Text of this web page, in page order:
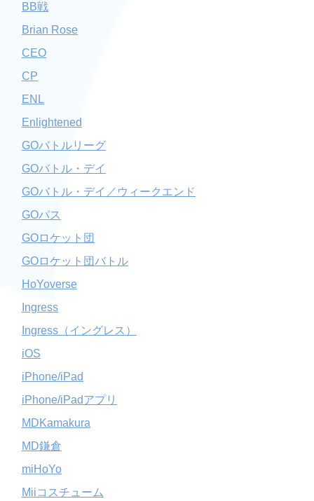
BB戦
Brian Rose
CEO
CP
ENL
Enlightened
GOバトルリーグ
GOバトル・デイ
GOバトル・デイ／ウィークエンド
GOパス
GOロケット団
GOロケット団バトル
HoYoverse
Ingress
Ingress（イングレス）
iOS
iPhone/iPad
iPhone/iPadアプリ
MDKamakura
MD鎌倉
miHoYo
Miiコスチューム